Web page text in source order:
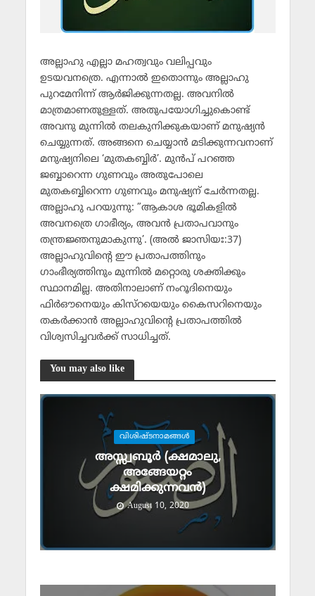
അല്ലാഹു എല്ലാ മഹത്വവും വലിപ്പവും
ഉടയവനത്രെ. എന്നാല്‍ ഇതൊന്നും അല്ലാഹു
പുറമേനിന്ന് ആര്‍ജിക്കുന്നതല്ല. അവനില്‍
മാത്രമാണതുള്ളത്. അതുപയോഗിച്ചുകൊണ്ട്
അവനു മുന്നില്‍ തലകുനിക്കുകയാണ് മനുഷ്യന്‍
ചെയ്യുന്നത്. അങ്ങനെ ചെയ്യാന്‍ മടിക്കുന്നവനാണ്
മനുഷ്യനിലെ ‘മുതകബ്ബിര്‍’. മുന്‍പ് പറഞ്ഞ
ജബ്ബാറെന്ന ഗുണവും അതുപോലെ
മുതകബ്ബിറെന്ന ഗുണവും മനുഷ്യന് ചേര്‍ന്നതല്ല.
അല്ലാഹു പറയുന്നു: ”ആകാശ ഭൂമികളില്‍
അവനത്രെ ഗാഭീര്യം, അവന്‍ പ്രതാപവാനും
തന്ത്രജ്ഞനുമാകുന്നു’. (അല്‍ ജാസിയഃ:37)
അല്ലാഹുവിന്റെ ഈ പ്രതാപത്തിനും
ഗാംഭീര്യത്തിനും മുന്നില്‍ മറ്റൊരു ശക്തിക്കും
സ്ഥാനമില്ല. അതിനാലാണ് നംറൂദിനെയും
ഫിര്‍ഔനെയും കിസ്‌റയെയും കൈസറിനെയും
തകര്‍ക്കാന്‍ അല്ലാഹുവിന്റെ പ്രതാപത്തില്‍
വിശ്വസിച്ചവര്‍ക്ക് സാധിച്ചത്.
You may also like
വിശിഷ്ടനാമങ്ങള്‍
അസ്സ്വബൂര്‍ (ക്ഷമാലു,
അങ്ങേയറ്റം
ക്ഷമിക്കുന്നവന്‍)
August 10, 2020